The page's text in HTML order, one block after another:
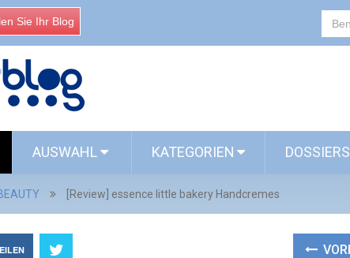
Sie Ihr Blog
AUSWAHL KATEGORIEN DOSSIERS
[Review] essence little bakery Handcremes